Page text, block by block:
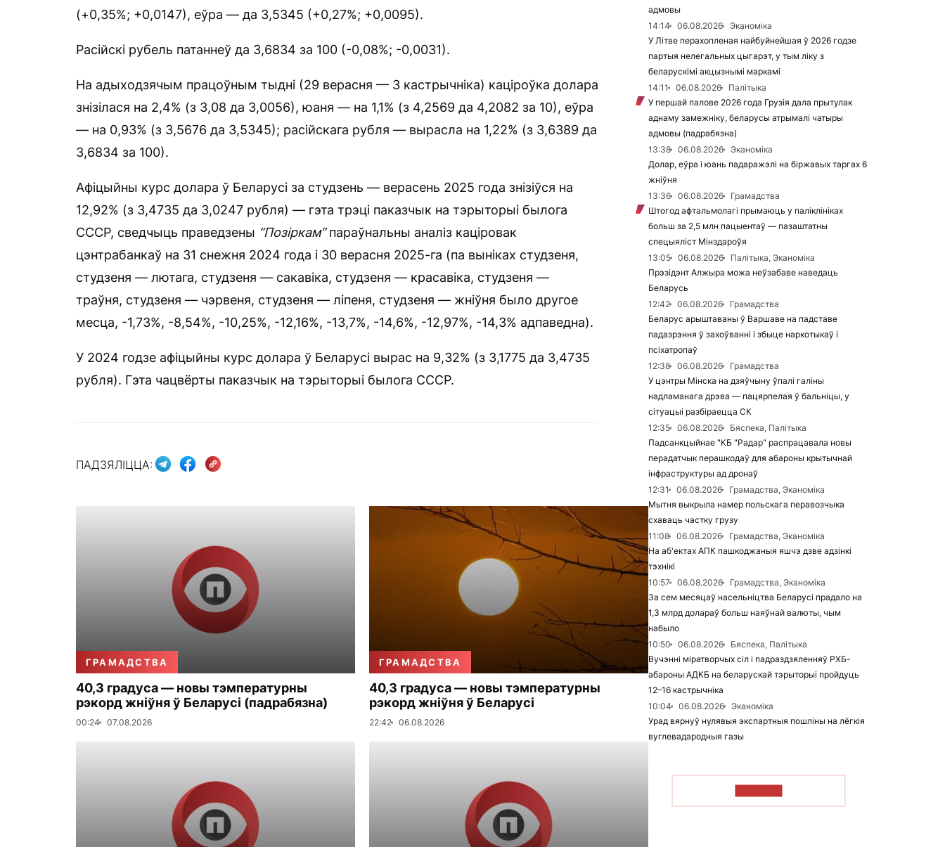
(+0,35%; +0,0147), еўра — да 3,5345 (+0,27%; +0,0095).
Расійскі рубель патаннеў да 3,6834 за 100 (-0,08%; -0,0031).
На адыходзячым працоўным тыдні (29 верасня — 3 кастрычніка) каціроўка долара
знізілася на 2,4% (з 3,08 да 3,0056), юаня — на 1,1% (з 4,2569 да 4,2082 за 10), еўра
— на 0,93% (з 3,5676 да 3,5345); расійскага рубля — вырасла на 1,22% (з 3,6389 да
3,6834 за 100).
Афіцыйны курс долара ў Беларусі за студзень — верасень 2025 года знізіўся на
12,92% (з 3,4735 да 3,0247 рубля) — гэта трэці паказчык на тэрыторыі былога
СССР, сведчыць праведзены “Позіркам”параўнальны аналіз каціровак
цэнтрабанкаў на 31 снежня 2024 года і 30 верасня 2025-га (па выніках студзеня,
студзеня — лютага, студзеня — сакавіка, студзеня — красавіка, студзеня —
траўня, студзеня — чэрвеня, студзеня — ліпеня, студзеня — жніўня было другое
месца, -1,73%, -8,54%, -10,25%, -12,16%, -13,7%, -14,6%, -12,97%, -14,3% адпаведна).
У 2024 годзе афіцыйны курс долара ў Беларусі вырас на 9,32% (з 3,1775 да 3,4735
рубля). Гэта чацвёрты паказчык на тэрыторыі былога СССР.
ПАДЗЯЛІЦЦА:
ГРАМАДСТВА
40,3 градуса — новы тэмпературны
рэкорд жніўня ў Беларусі (падрабязна)
00:24 07.08.2026
ГРАМАДСТВА
40,3 градуса — новы тэмпературны
рэкорд жніўня ў Беларусі
22:42 06.08.2026
адмовы
14:14
06.08.2026
Эканоміка
У Літве перахопленая найбуйнейшая ў 2026 годзе
партыя нелегальных цыгарэт, у тым ліку з
беларускімі акцызнымі маркамі
14:11
06.08.2026
Палітыка
У першай палове 2026 года Грузія дала прытулак
аднаму замежніку, беларусы атрымалі чатыры
адмовы (падрабязна)
13:38
06.08.2026
Эканоміка
Долар, еўра і юань падаражэлі на біржавых таргах 6
жніўня
13:36
06.08.2026
Грамадства
Штогод афтальмолагі прымаюць у паліклініках
больш за 2,5 млн пацыентаў — пазаштатны
спецыяліст Мінздароўя
13:05
06.08.2026
Палітыка, Эканоміка
Прэзідэнт Алжыра можа неўзабаве наведаць
Беларусь
12:42
06.08.2026
Грамадства
Беларус арыштаваны ў Варшаве на падставе
падазрэння ў захоўванні і збыце наркотыкаў і
псіхатропаў
12:38
06.08.2026
Грамадства
У цэнтры Мінска на дзяўчыну ўпалі галіны
надламанага дрэва — пацярпелая ў бальніцы, у
сітуацыі разбіраецца СК
12:35
06.08.2026
Бяспека, Палітыка
Падсанкцыйнае "КБ "Радар" распрацавала новы
перадатчык перашкодаў для абароны крытычнай
інфраструктуры ад дронаў
12:31
06.08.2026
Грамадства, Эканоміка
Мытня выкрыла намер польскага перавозчыка
схаваць частку грузу
11:08
06.08.2026
Грамадства, Эканоміка
На аб'ектах АПК пашкоджаныя яшчэ дзве адзінкі
тэхнікі
10:57
06.08.2026
Грамадства, Эканоміка
За сем месяцаў насельніцтва Беларусі прадало на
1,3 млрд долараў больш наяўнай валюты, чым
набыло
10:50
06.08.2026
Бяспека, Палітыка
Вучэнні міратворчых сіл і падраздзяленняў РХБ-
абароны АДКБ на беларускай тэрыторыі пройдуць
12–16 кастрычніка
10:04
06.08.2026
Эканоміка
Урад вярнуў нулявыя экспартныя пошліны на лёгкія
вуглевадародныя газы